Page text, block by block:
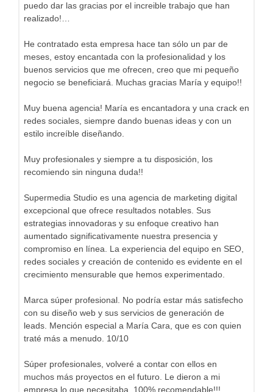
puedo dar las gracias por el increible trabajo que han
realizado!…
He contratado esta empresa hace tan sólo un par de
meses, estoy encantada con la profesionalidad y los
buenos servicios que me ofrecen, creo que mi pequeño
negocio se beneficiará. Muchas gracias María y equipo!!
Muy buena agencia! María es encantadora y una crack en
redes sociales, siempre dando buenas ideas y con un
estilo increíble diseñando.
Muy profesionales y siempre a tu disposición, los
recomiendo sin ninguna duda!!
Supermedia Studio es una agencia de marketing digital
excepcional que ofrece resultados notables. Sus
estrategias innovadoras y su enfoque creativo han
aumentado significativamente nuestra presencia y
compromiso en línea. La experiencia del equipo en SEO,
redes sociales y creación de contenido es evidente en el
crecimiento mensurable que hemos experimentado.
Marca súper profesional. No podría estar más satisfecho
con su diseño web y sus servicios de generación de
leads. Mención especial a María Cara, que es con quien
traté más a menudo. 10/10
Súper profesionales, volveré a contar con ellos en
muchos más proyectos en el futuro. Le dieron a mi
empresa lo que necesitaba. 100% recomendable!!!